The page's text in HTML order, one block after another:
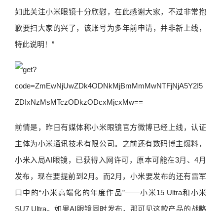
如此关注小米眼镜十分欣慰，在此感谢大家，不过非常抱
歉要扫大家的兴了，该账号为多年前申请，并非新上线，
特此说明！”
前情是，昨日有媒体称小米眼镜官方微博已经上线，认证
主体为小米通讯技术有限公司。之前还有数码博主爆料，
小米入局AI眼镜，已获得入网许可，原本可能在3月、4月
发布，现在要提前到2月。而2月，小米要发布的还有雷军
口中的“小米高端化的年度作品”——小米15 Ultra和小米
SU7 Ultra。如果AI眼镜同时发布，那可见这款产品的战略